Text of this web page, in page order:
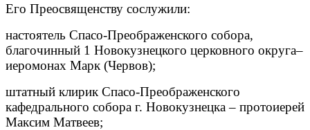
Его Преосвященству сослужили:
настоятель Спасо-Преображенского собора,
благочинный 1 Новокузнецкого церковного округа–
иеромонах Марк (Червов);
штатный клирик Спасо-Преображенского
кафедрального собора г. Новокузнецка – протоиерей
Максим Матвеев;